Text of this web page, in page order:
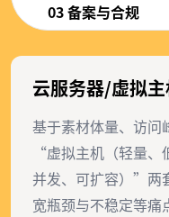
03 备案与合规
云服务器/虚拟主
基于素材体量、访问
“虚拟主机（轻量
并发、可扩容）”两
宽瓶颈与不稳定等痛